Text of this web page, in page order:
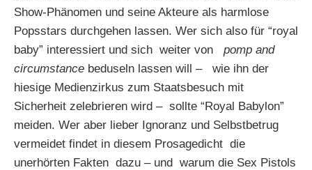
Show-Phänomen und seine Akteure als harmlose
Popsstars durchgehen lassen. Wer sich also für “royal
baby” interessiert und sich weiter von pomp and
circumstance beduseln lassen will – wie ihn der
hiesige Medienzirkus zum Staatsbesuch mit
Sicherheit zelebrieren wird – sollte “Royal Babylon”
meiden. Wer aber lieber Ignoranz und Selbstbetrug
vermeidet findet in diesem Prosagedicht die
unerhörten Fakten dazu – und warum die Sex Pistols